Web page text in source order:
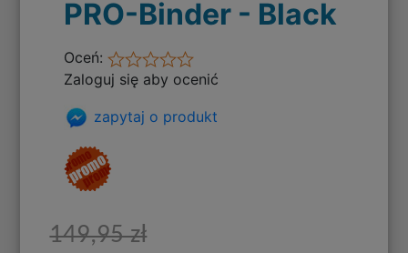
PRO-Binder - Black
Oceń:
Zaloguj się aby ocenić
zapytaj o produkt
149,95 zł